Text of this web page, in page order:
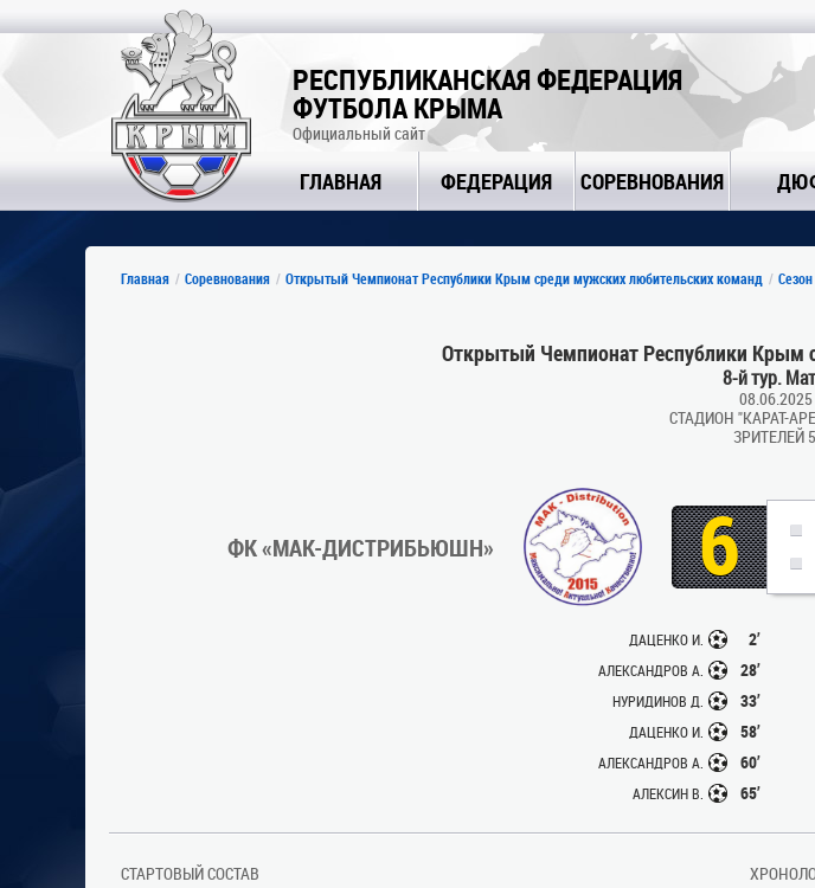
РЕСПУБЛИКАНСКАЯ ФЕДЕРАЦИЯ
ФУТБОЛА КРЫМА
Официальный сайт
ГЛАВНАЯ ФЕДЕРАЦИЯ СОРЕВНОВАНИЯ
Главная Соревнования Открытый Чемпионат Республики Крым среди мужских любительских команд
Открытый Чемпионат Республики Крым
8-й тур.
СТАДИОН "КАРАТ-
ЗРИТЕЛЕЙ
ФК «МАК-ДИСТРИБЬЮШН» 6 :
ДАЦЕНКО И. 2’
АЛЕКСАНДРОВ А. 28’
НУРИДИНОВ Д. 33’
ДАЦЕНКО И. 58’
АЛЕКСАНДРОВ А. 60’
АЛЕКСИН В. 65’
СТАРТОВЫЙ СОСТАВ